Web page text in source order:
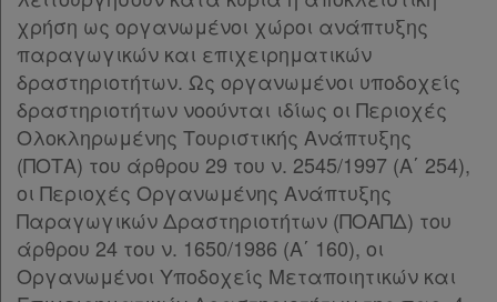
Άρθρο 30
[-]
Παρ.1
Παρ.2
Παρ.3
Παρ.4
Άρθρο 31
Άρθρο 32
Άρθρο 33
Άρθρο 34 [-]
Παρ.1
χρήση ως οργανωμένοι χώροι ανάπτυξης
παραγωγικών και επιχειρηματικών
δραστηριοτήτων. Ως οργανωμένοι υποδοχείς
δραστηριοτήτων νοούνται ιδίως οι Περιοχές
Ολοκληρωμένης Τουριστικής Ανάπτυξης
(ΠΟΤΑ) του άρθρου 29 του ν. 2545/1997 (Α΄ 254),
οι Περιοχές Οργανωμένης Ανάπτυξης
Παραγωγικών Δραστηριοτήτων (ΠΟΑΠΔ) του
άρθρου 24 του ν. 1650/1986 (Α΄ 160), οι
Οργανωμένοι Υποδοχείς Μεταποιητικών και